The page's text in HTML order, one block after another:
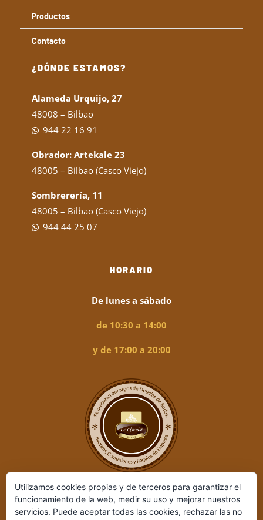
Productos
Contacto
¿DÓNDE ESTAMOS?
Alameda Urquijo, 27
48008 – Bilbao
944 22 16 91
Obrador: Artekale 23
48005 – Bilbao (Casco Viejo)
Sombrerería, 11
48005 – Bilbao (Casco Viejo)
944 44 25 07
HORARIO
De lunes a sábado
de 10:30 a 14:00
y de 17:00 a 20:00
Utilizamos cookies propias y de terceros para garantizar el
funcionamiento de la web, medir su uso y mejorar nuestros
servicios. Puede aceptar todas las cookies, rechazar las no